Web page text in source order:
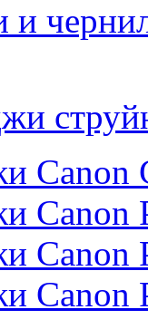
Canon
Canon
Canon
Canon